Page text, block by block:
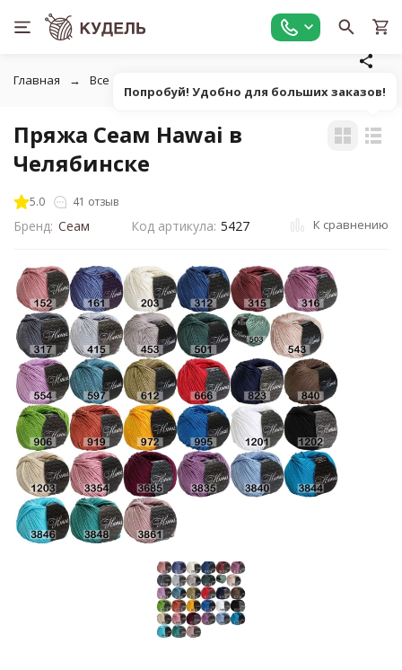
Главная Все для вязания
Пряжа Сеам Hawai в
Челябинске
5.0 41 отзыв
Бренд: Сеам Код артикула: 5427 К сравнению
Попробуй! Удобно для больших заказов!